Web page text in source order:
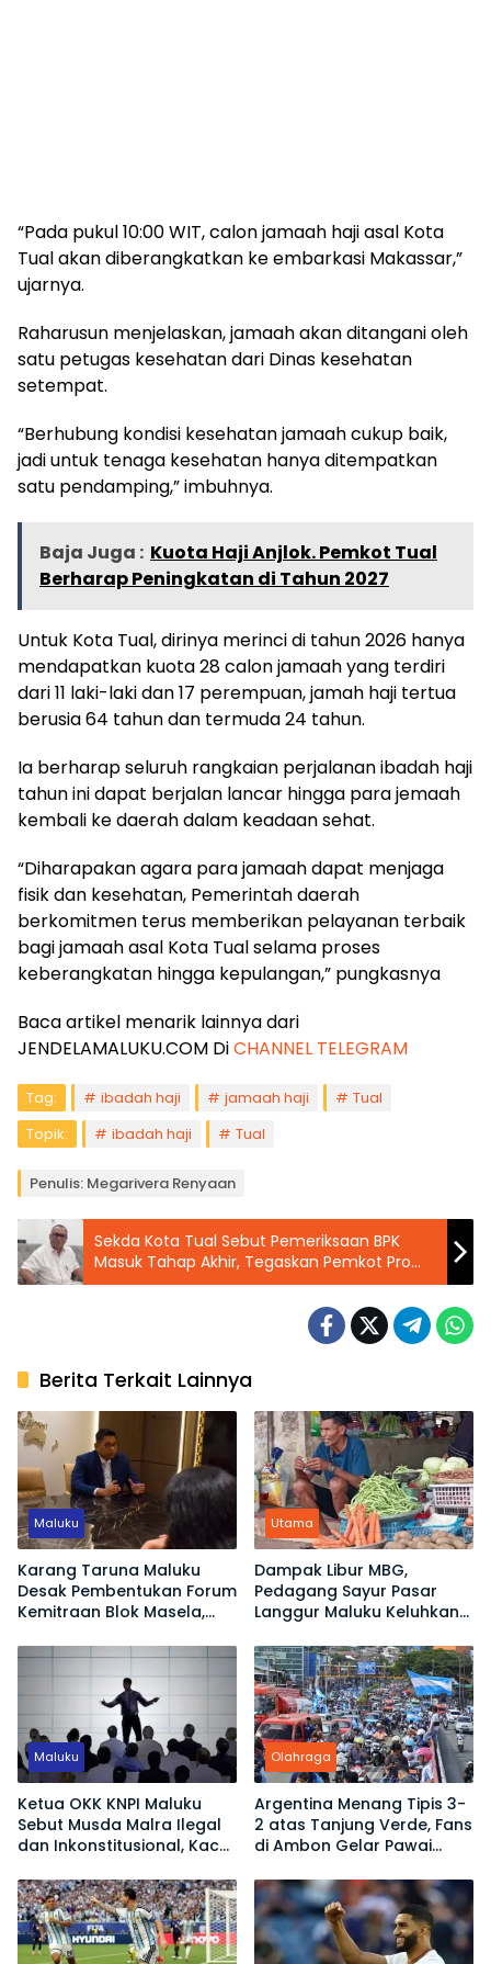
“Pada pukul 10:00 WIT, calon jamaah haji asal Kota
Tual akan diberangkatkan ke embarkasi Makassar,”
ujarnya.
Raharusun menjelaskan, jamaah akan ditangani oleh
satu petugas kesehatan dari Dinas kesehatan
setempat.
“Berhubung kondisi kesehatan jamaah cukup baik,
jadi untuk tenaga kesehatan hanya ditempatkan
satu pendamping,” imbuhnya.
Baja Juga : Kuota Haji Anjlok. Pemkot Tual
Berharap Peningkatan di Tahun 2027
Untuk Kota Tual, dirinya merinci di tahun 2026 hanya
mendapatkan kuota 28 calon jamaah yang terdiri
dari 11 laki-laki dan 17 perempuan, jamah haji tertua
berusia 64 tahun dan termuda 24 tahun.
Ia berharap seluruh rangkaian perjalanan ibadah haji
tahun ini dapat berjalan lancar hingga para jemaah
kembali ke daerah dalam keadaan sehat.
“Diharapakan agara para jamaah dapat menjaga
fisik dan kesehatan, Pemerintah daerah
berkomitmen terus memberikan pelayanan terbaik
bagi jamaah asal Kota Tual selama proses
keberangkatan hingga kepulangan,” pungkasnya
Baca artikel menarik lainnya dari
JENDELAMALUKU.COM DiCHANNEL TELEGRAM
Tag: ibadah haji jamaah haji
Tual
Topik:
ibadah haji Tual
Penulis: Megarivera Renyaan
Sekda Kota Tual Sebut Pemeriksaan BPK
Masuk Tahap Akhir, Tegaskan Pemkot Pro
Aktif
Berita Terkait Lainnya
Maluku
Karang Taruna Maluku
Desak Pembentukan Forum
Kemitraan Blok Masela,
Sekadar Jadi Penonton
Utama
Dampak Libur MBG,
Pedagang Sayur Pasar
Langgur Maluku Keluhkan
Maluku
Ketua OKK KNPI Maluku
Sebut Musda Malra Ilegal
dan Inkonstitusional, Kace
Ketua
Olahraga
Argentina Menang Tipis 3-
2 atas Tanjung Verde, Fans
di Ambon Gelar Pawai